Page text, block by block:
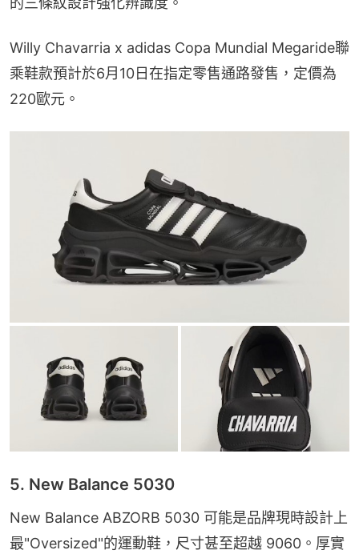
Willy Chavarria x adidas Copa Mundial Megaride聯
乘鞋款預計於6月10日在指定零售通路發售，定價為
220歐元。
5. New Balance 5030
New Balance ABZORB 5030 可能是品牌現時設計上
最"Oversized"的運動鞋，尺寸甚至超越 9060。厚實